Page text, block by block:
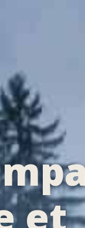
et